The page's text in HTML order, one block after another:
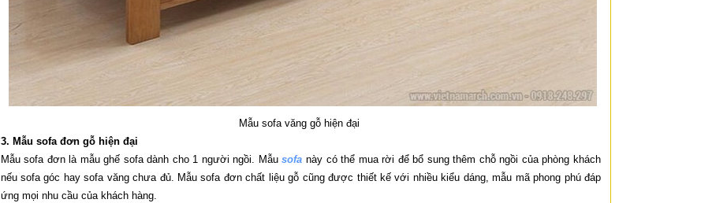
Mẫu sofa văng gỗ hiện đại
3. Mẫu sofa đơn gỗ hiện đại
Mẫu sofa đơn là mẫu ghế sofa dành cho 1 người ngồi. Mẫusofa này có thể mua rời để bổ sung thêm chỗ ngồi của phòng khách
nếu sofa góc hay sofa văng chưa đủ. Mẫu sofa đơn chất liệu gỗ cũng được thiết kế với nhiều kiểu dáng, mẫu mã phong phú đáp
ứng mọi nhu cầu của khách hàng.